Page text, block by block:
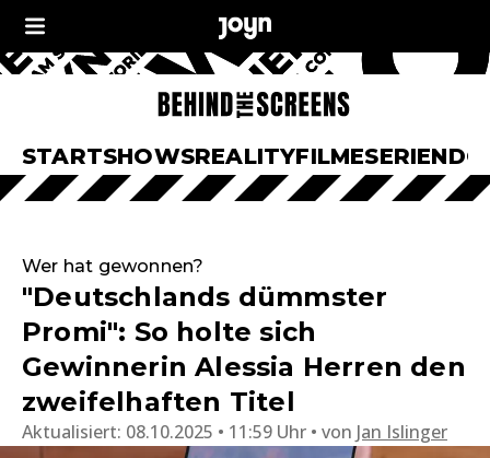
STARTSHOWSREALITYFILMESERIEN
Wer hat gewonnen?
"Deutschlands dümmster
Promi": So holte sich
Gewinnerin Alessia Herren den
zweifelhaften Titel
Aktualisiert: 08.10.2025 • 11:59 Uhr von Jan Islinger